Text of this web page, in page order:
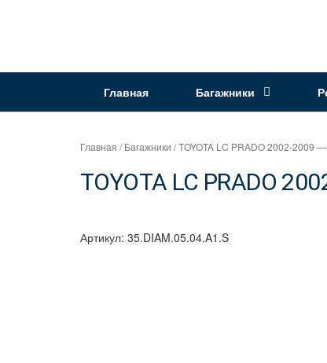
магазин
"Can
Auto"
Главная Багажники
Главная /Багажники / TOYOTA LC PRADO 2002-2009
TOYOTA LC PRADO
Артикул: 35.DIAM.05.04.A1.S